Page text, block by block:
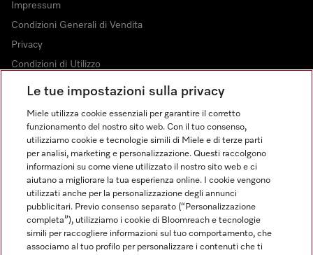
Impressum
Condizioni Generali di Vendita
Privacy
Condizioni di Utilizzo
Dichiarazione di Accessibilità
Legge sui servizi digitali
Impostazioni dei cookie
FINANZIAMENTO FINO A 50 MESI CON OPZIONE 10 E TASSO
ZERO
Le tue impostazioni sulla privacy
Miele utilizza cookie essenziali per garantire il corretto
funzionamento del nostro sito web. Con il tuo consenso,
utilizziamo cookie e tecnologie simili di Miele e di terze parti
per analisi, marketing e personalizzazione. Questi raccolgono
informazioni su come viene utilizzato il nostro sito web e ci
aiutano a migliorare la tua esperienza online. I cookie vengono
utilizzati anche per la personalizzazione degli annunci
pubblicitari. Previo consenso separato (“Personalizzazione
completa”), utilizziamo i cookie di Bloomreach e tecnologie
simili per raccogliere informazioni sul tuo comportamento, che
associamo al tuo profilo per personalizzare i contenuti che ti